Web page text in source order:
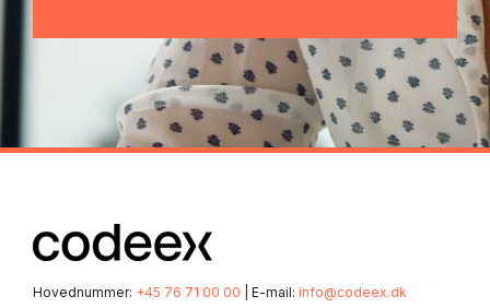
Hovednummer: +45 76 71 00 00 | E-mail: info@codeex.dk